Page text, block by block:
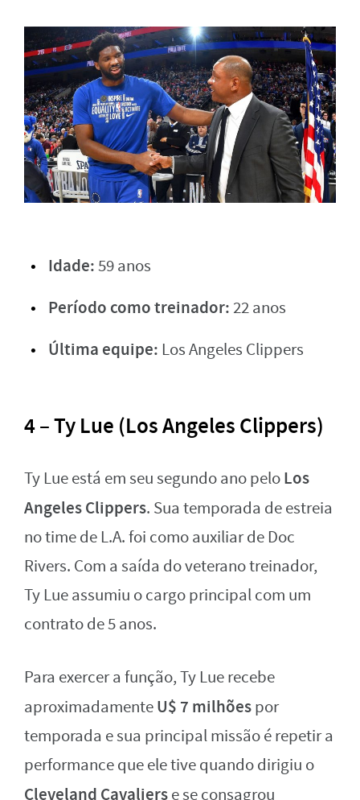
Idade:59 anos
Período como treinador: 22 anos
Última equipe: Los Angeles Clippers
4 – Ty Lue (Los Angeles Clippers)
Ty Lue está em seu segundo ano peloLos
Angeles Clippers. Sua temporada de estreia
no time de L.A. foi como auxiliar de Doc
Rivers. Com a saída do veterano treinador,
Ty Lue assumiu o cargo principal com um
contrato de 5 anos.
Para exercer a função, Ty Lue recebe
aproximadamenteU$ 7 milhõespor
temporada e sua principal missão é repetir a
performance que ele tive quando dirigiu o
Cleveland Cavalierse se consagrou